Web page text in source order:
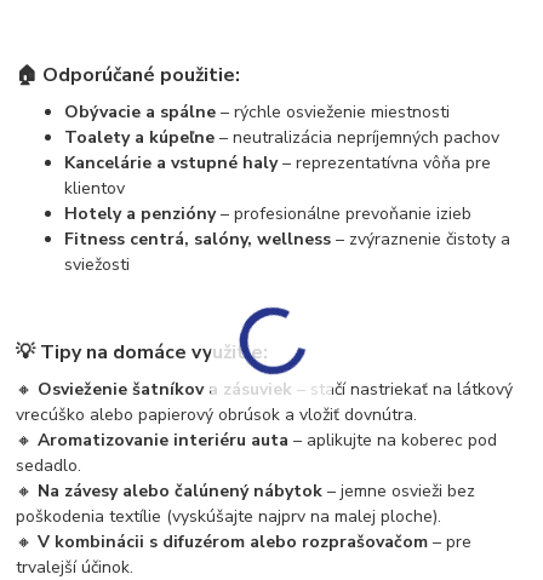
🏠 Odporúčané použitie:
Obývacie a spálne – rýchle osvieženie miestnosti
Toalety a kúpeľne – neutralizácia nepríjemných pachov
Kancelárie a vstupné haly– reprezentatívna vôňa pre
klientov
Hotely a penzióny– profesionálne prevoňanie izieb
Fitness centrá, salóny, wellness – zvýraznenie čistoty a
sviežosti
💡Tipy na domáce využitie:
🔸 Osvieženie šatníkov a zásuviek – stačí nastriekať na látkový
vrecúško alebo papierový obrúsok a vložiť dovnútra.
🔸Aromatizovanie interiéru auta – aplikujte na koberec pod
sedadlo.
🔸 Na závesy alebo čalúnený nábytok – jemne osvieži bez
poškodenia textílie (vyskúšajte najprv na malej ploche).
🔸V kombinácii s difuzérom alebo rozprašovačom – pre
trvalejší účinok.